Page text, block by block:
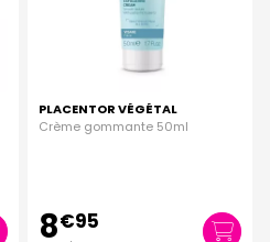
PLACENTOR VÉGÉTAL
Crème gommante 50ml
8€95